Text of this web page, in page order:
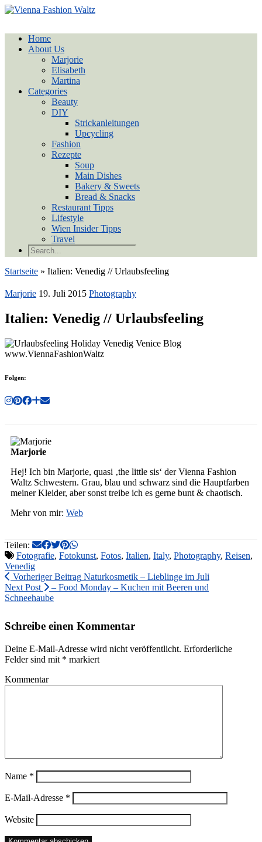
Home
About Us
Marjorie
Elisabeth
Martina
Categories
Beauty
DIY
Strickanleitungen
Upcycling
Fashion
Rezepte
Soup
Main Dishes
Bakery & Sweets
Bread & Snacks
Restaurant Tipps
Lifestyle
Wien Insider Tipps
Travel
Startseite » Italien: Venedig // Urlaubsfeeling
Marjorie 19. Juli 2015 Photography
Italien: Venedig // Urlaubsfeeling
Folgen:
Marjorie
Hej! Ich bin Marjorie, quasi ‚the little sis‘ der Vienna Fashion
Waltz Schwestern. Grau, blau und schwarz sind die Hauptfarben
meiner Kleider, aber sonst treibe ich es gerne bunt & chaotisch.
Mehr von mir: Web
Teilen:
Fotografie, Fotokunst, Fotos, Italien, Italy, Photography, Reisen,
Venedig
Vorheriger Beitrag Naturkosmetik – Lieblinge im Juli
Next Post
– Food Monday – Kuchen mit Beeren und
Schneehaube
Schreibe einen Kommentar
Deine E-Mail-Adresse wird nicht veröffentlicht. Erforderliche
Felder sind mit * markiert
Kommentar
Name *
E-Mail-Adresse *
Website